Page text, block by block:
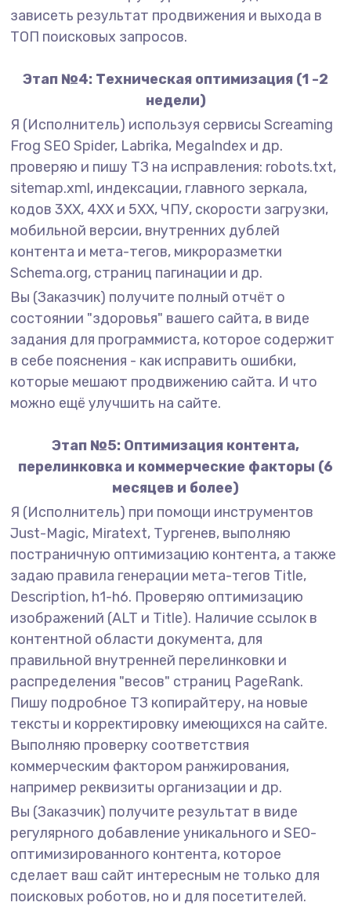
зависеть результат продвижения и выхода в
ТОП поисковых запросов.
Этап №4: Техническая оптимизация (1 -2
недели)
Я (Исполнитель) используя сервисы Screaming
Frog SEO Spider, Labrika, MegaIndex и др.
проверяю и пишу ТЗ на исправления: robots.txt,
sitemap.xml, индексации, главного зеркала,
кодов 3XX, 4XX и 5XX, ЧПУ, скорости загрузки,
мобильной версии, внутренних дублей
контента и мета-тегов, микроразметки
Schema.org, страниц пагинации и др.
Вы (Заказчик) получите полный отчёт о
состоянии "здоровья" вашего сайта, в виде
задания для программиста, которое содержит
в себе пояснения - как исправить ошибки,
которые мешают продвижению сайта. И что
можно ещё улучшить на сайте.
Этап №5: Оптимизация контента,
перелинковка и коммерческие факторы (6
месяцев и более)
Я (Исполнитель) при помощи инструментов
Just-Magic, Miratext, Тургенев, выполняю
постраничную оптимизацию контента, а также
задаю правила генерации мета-тегов Title,
Description, h1-h6. Проверяю оптимизацию
изображений (ALT и Title). Наличие ссылок в
контентной области документа, для
правильной внутренней перелинковки и
распределения "весов" страниц PageRank.
Пишу подробное ТЗ копирайтеру, на новые
тексты и корректировку имеющихся на сайте.
Выполняю проверку соответствия
коммерческим фактором ранжирования,
например реквизиты организации и др.
Вы (Заказчик) получите результат в виде
регулярного добавление уникального и SEO-
оптимизированного контента, которое
сделает ваш сайт интересным не только для
поисковых роботов, но и для посетителей.